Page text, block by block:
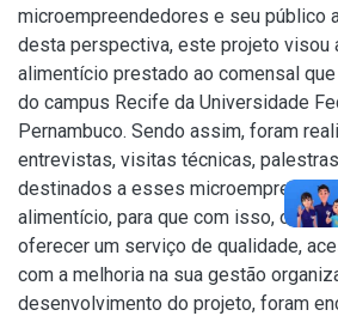
microempreendedores e seu público
desta perspectiva, este projeto visou
alimentício prestado ao comensal
do campus Recife da Universidade
Pernambuco. Sendo assim, foram
entrevistas, visitas técnicas,
destinados a esses
alimentício, para que com isso, os
oferecer um serviço de qualidade,
com a melhoria na sua gestão
desenvolvimento do projeto, foram